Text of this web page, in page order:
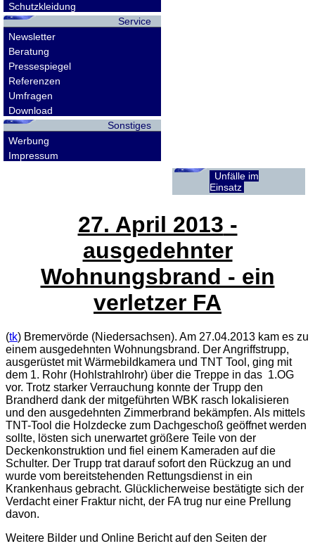
Schutzkleidung
Service
Newsletter
Beratung
Pressespiegel
Referenzen
Umfragen
Download
Sonstiges
Werbung
Impressum
Unfälle im
Einsatz
27. April 2013 -
ausgedehnter
Wohnungsbrand - ein
verletzer FA
(tk) Bremervörde (Niedersachsen). Am 27.04.2013 kam es zu
einem ausgedehnten Wohnungsbrand. Der Angriffstrupp,
ausgerüstet mit Wärmebildkamera und TNT Tool, ging mit
dem 1. Rohr (Hohlstrahlrohr) über die Treppe in das 1.OG
vor. Trotz starker Verrauchung konnte der Trupp den
Brandherd dank der mitgeführten WBK rasch lokalisieren
und den ausgedehnten Zimmerbrand bekämpfen. Als mittels
TNT-Tool die Holzdecke zum Dachgeschoß geöffnet werden
sollte, lösten sich unerwartet größere Teile von der
Deckenkonstruktion und fiel einem Kameraden auf die
Schulter. Der Trupp trat darauf sofort den Rückzug an und
wurde vom bereitstehenden Rettungsdienst in ein
Krankenhaus gebracht. Glücklicherweise bestätigte sich der
Verdacht einer Fraktur nicht, der FA trug nur eine Prellung
davon.
Weitere Bilder und Online Bericht auf den Seiten der